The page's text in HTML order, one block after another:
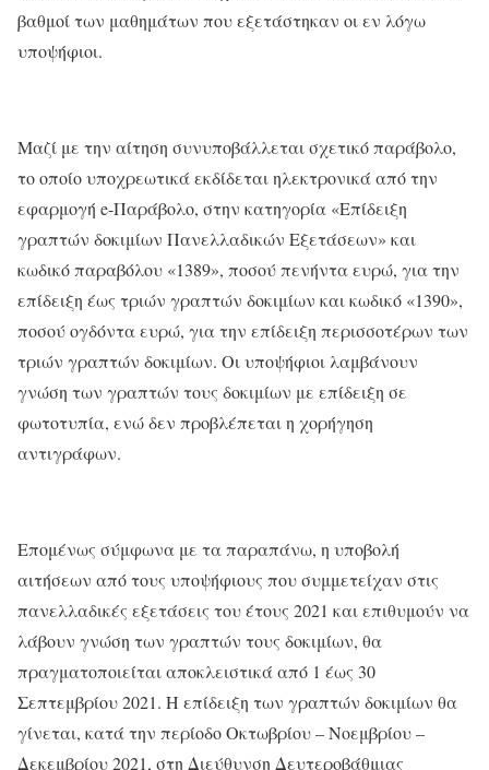
βαθμοί των μαθημάτων που εξετάστηκαν οι εν λόγω
υποψήφιοι.
Μαζί με την αίτηση συνυποβάλλεται σχετικό παράβολο,
το οποίο υποχρεωτικά εκδίδεται ηλεκτρονικά από την
εφαρμογή e-Παράβολο, στην κατηγορία «Επίδειξη
γραπτών δοκιμίων Πανελλαδικών Εξετάσεων» και
κωδικό παραβόλου «1389», ποσού πενήντα ευρώ, για την
επίδειξη έως τριών γραπτών δοκιμίων και κωδικό «1390»,
ποσού ογδόντα ευρώ, για την επίδειξη περισσοτέρων των
τριών γραπτών δοκιμίων. Οι υποψήφιοι λαμβάνουν
γνώση των γραπτών τους δοκιμίων με επίδειξη σε
φωτοτυπία, ενώ δεν προβλέπεται η χορήγηση
αντιγράφων.
Επομένως σύμφωνα με τα παραπάνω, η υποβολή
αιτήσεων από τους υποψήφιους που συμμετείχαν στις
πανελλαδικές εξετάσεις του έτους 2021 και επιθυμούν να
λάβουν γνώση των γραπτών τους δοκιμίων, θα
πραγματοποιείται αποκλειστικά από 1 έως 30
Σεπτεμβρίου 2021. Η επίδειξη των γραπτών δοκιμίων θα
γίνεται, κατά την περίοδο Οκτωβρίου – Νοεμβρίου –
Δεκεμβρίου 2021, στη Διεύθυνση Δευτεροβάθμιας